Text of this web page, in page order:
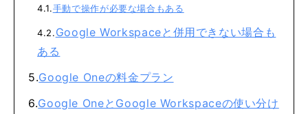
手動で操作が必要な場合もある
Google Workspaceと併用できない場合も
ある
Google Oneの料金プラン
Google OneとGoogle Workspaceの使い分け